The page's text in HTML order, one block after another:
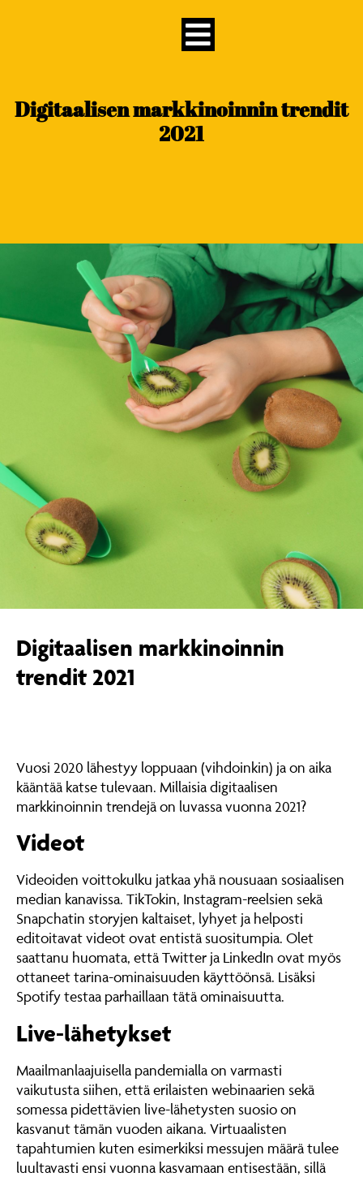
Digitaalisen markkinoinnin trendit
2021
Digitaalisen markkinoinnin
trendit 2021
Vuosi 2020 lähestyy loppuaan (vihdoinkin) ja on aika
kääntää katse tulevaan. Millaisia digitaalisen
markkinoinnin trendejä on luvassa vuonna 2021?
Videot
Videoiden voittokulku jatkaa yhä nousuaan sosiaalisen
median kanavissa. TikTokin, Instagram-reelsien sekä
Snapchatin storyjen kaltaiset, lyhyet ja helposti
editoitavat videot ovat entistä suositumpia. Olet
saattanu huomata, että Twitter ja LinkedIn ovat myös
ottaneet tarina-ominaisuuden käyttöönsä. Lisäksi
Spotify testaa parhaillaan tätä ominaisuutta.
Live-lähetykset
Maailmanlaajuisella pandemialla on varmasti
vaikutusta siihen, että erilaisten webinaarien sekä
somessa pidettävien live-lähetysten suosio on
kasvanut tämän vuoden aikana. Virtuaalisten
tapahtumien kuten esimerkiksi messujen määrä tulee
luultavasti ensi vuonna kasvamaan entisestään, sillä